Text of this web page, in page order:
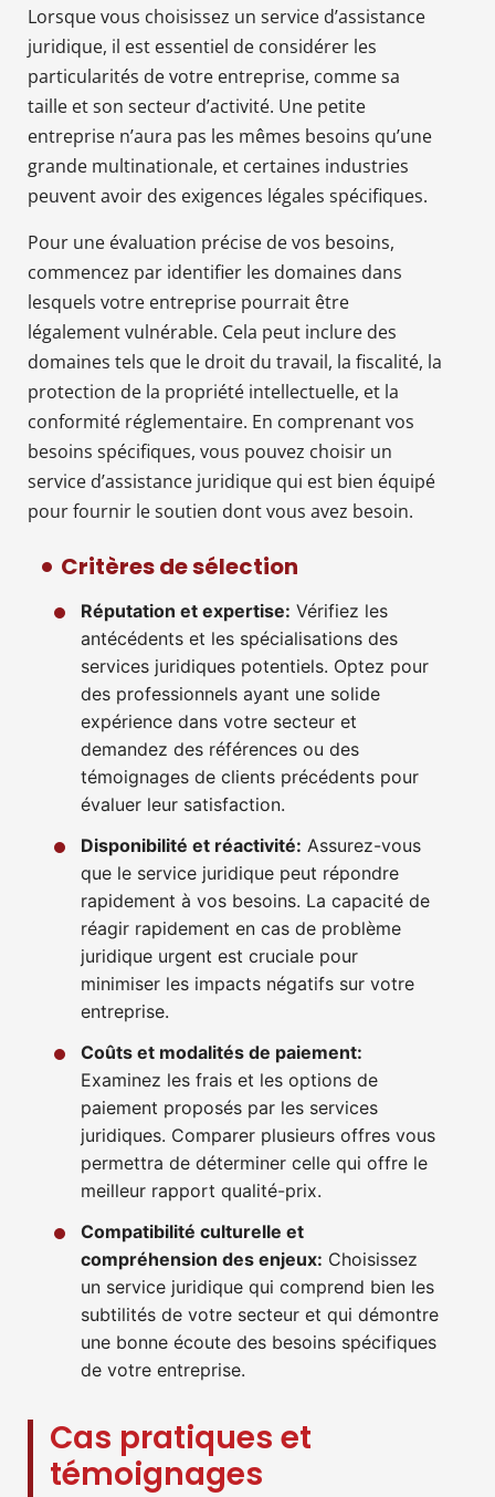
Lorsque vous choisissez un service d’assistance
juridique, il est essentiel de considérer les
particularités de votre entreprise, comme sa
taille et son secteur d’activité. Une petite
entreprise n’aura pas les mêmes besoins qu’une
grande multinationale, et certaines industries
peuvent avoir des exigences légales spécifiques.
Pour une évaluation précise de vos besoins,
commencez par identifier les domaines dans
lesquels votre entreprise pourrait être
légalement vulnérable. Cela peut inclure des
domaines tels que le droit du travail, la fiscalité, la
protection de la propriété intellectuelle, et la
conformité réglementaire. En comprenant vos
besoins spécifiques, vous pouvez choisir un
service d’assistance juridique qui est bien équipé
pour fournir le soutien dont vous avez besoin.
Critères de sélection
Réputation et expertise: Vérifiez les
antécédents et les spécialisations des
services juridiques potentiels. Optez pour
des professionnels ayant une solide
expérience dans votre secteur et
demandez des références ou des
témoignages de clients précédents pour
évaluer leur satisfaction.
Disponibilité et réactivité: Assurez-vous
que le service juridique peut répondre
rapidement à vos besoins. La capacité de
réagir rapidement en cas de problème
juridique urgent est cruciale pour
minimiser les impacts négatifs sur votre
entreprise.
Coûts et modalités de paiement:
Examinez les frais et les options de
paiement proposés par les services
juridiques. Comparer plusieurs offres vous
permettra de déterminer celle qui offre le
meilleur rapport qualité-prix.
Compatibilité culturelle et
compréhension des enjeux: Choisissez
un service juridique qui comprend bien les
subtilités de votre secteur et qui démontre
une bonne écoute des besoins spécifiques
de votre entreprise.
Cas pratiques et
témoignages